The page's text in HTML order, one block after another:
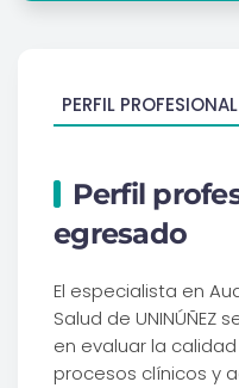
PERFIL PROFESIONAL
Perfil
egresado
El especialista en
Salud de UNINÚÑEZ
en evaluar la
procesos clínicos y